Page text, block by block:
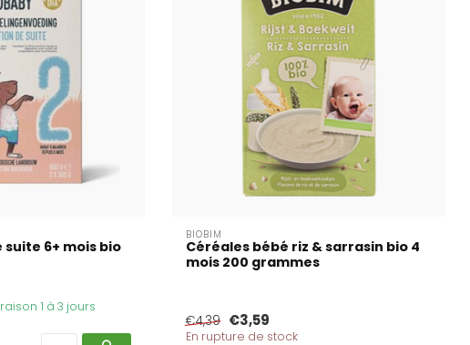
suite 6+ mois bio
1 à 3 jours
BIOBIM
Céréales bébé riz & sarrasin bio 4
mois 200 grammes
€4,39 €3,59
En rupture de stock